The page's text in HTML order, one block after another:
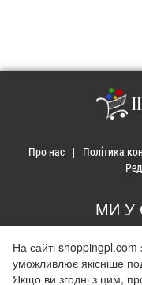
Про нас Політика
МИ У
На сайті
уможливлює якісніше
Якщо ви згодні з цим,